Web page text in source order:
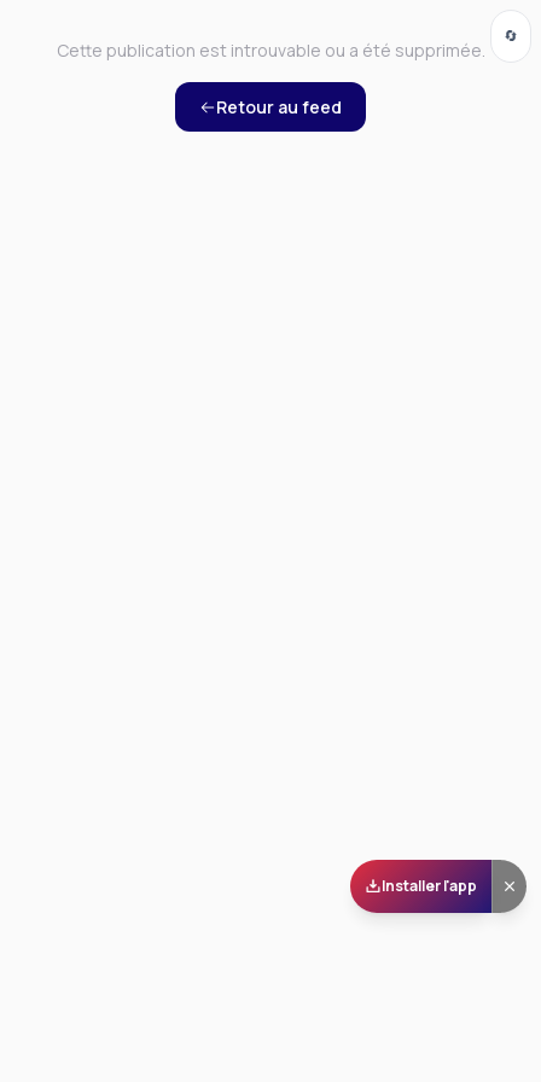
Cette publication est introuvable ou a été supprimée.
Retour au feed
Installer l'app
🔄